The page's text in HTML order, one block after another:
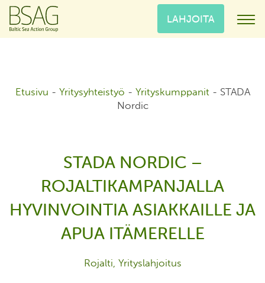
LAHJOITA
Etusivu - Yritysyhteistyö - Yrityskumppanit- STADA
Nordic
STADA NORDIC –
ROJALTIKAMPANJALLA
HYVINVOINTIA ASIAKKAILLE JA
APUA ITÄMERELLE
Rojalti, Yrityslahjoitus